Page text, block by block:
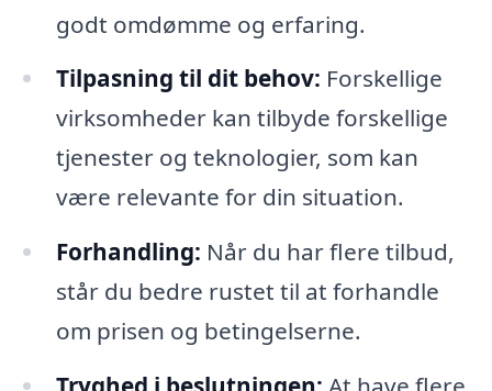
godt omdømme og erfaring.
Tilpasning til dit behov: Forskellige
virksomheder kan tilbyde forskellige
tjenester og teknologier, som kan
være relevante for din situation.
Forhandling: Når du har flere tilbud,
står du bedre rustet til at forhandle
om prisen og betingelserne.